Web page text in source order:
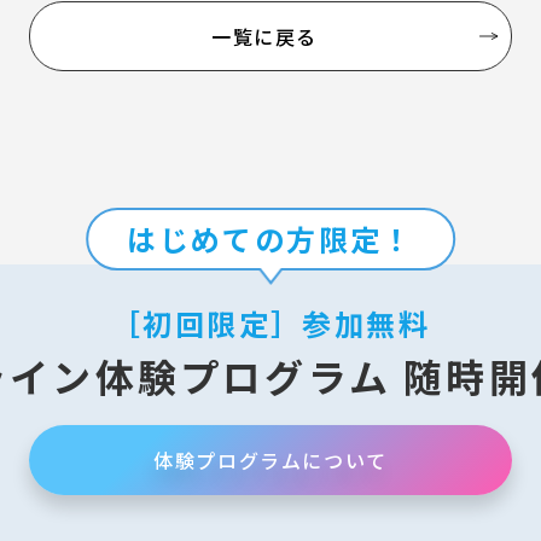
一覧に戻る
はじめての方限定！
［初回限定］参加無料
ン体験プログラム 随時
体験プログラムについて